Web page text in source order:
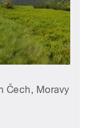
Čech, Moravy